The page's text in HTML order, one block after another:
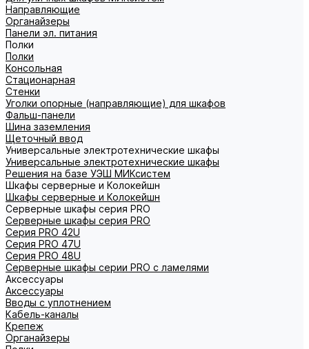
Направляющие
Органайзеры
Панели эл. питания
Полки
Полки
Консольная
Стационарная
Стенки
Уголки опорные (направляющие) для шкафов
Фальш-панели
Шина заземления
Щеточный ввод
Универсальные электротехнические шкафы
Универсальные электротехнические шкафы
Решения на базе УЭШ МИКсистем
Шкафы серверные и Колокейшн
Шкафы серверные и Колокейшн
Серверные шкафы серия PRO
Серверные шкафы серия PRO
Серия PRO 42U
Серия PRO 47U
Серия PRO 48U
Серверные шкафы серии PRO с ламелями
Аксессуары
Аксессуары
Вводы с уплотнением
Кабель-каналы
Крепеж
Органайзеры